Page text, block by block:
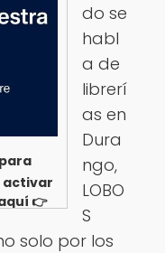
activar
👉
do se
habl
a de
librerí
as en
Dura
ngo,
LOBO
S
solo por los